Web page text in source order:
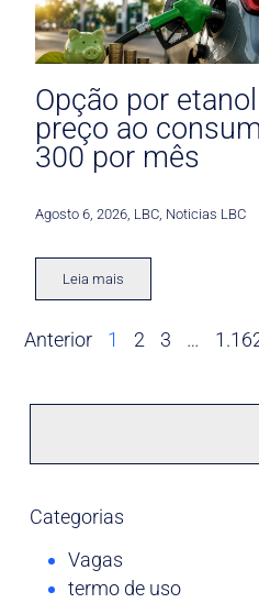
Opção por
preço ao
300 por mês
Agosto 6, 2026 LBC Noticias LBC
Leia mais
Anterior 1 2 3 …
Categorias
Vagas
termo de uso